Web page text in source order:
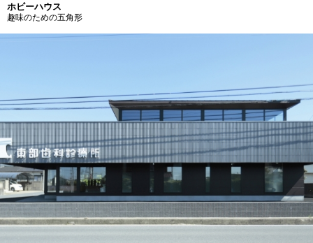
ホビーハウス
趣味のための五角形